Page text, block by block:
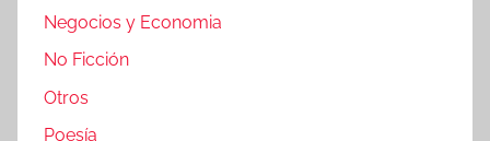
Negocios y Economia
No Ficción
Otros
Poesía